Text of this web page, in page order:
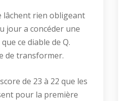
lâchent rien obligeant
jour a concéder une
ce diable de Q.
de transformer.
de 23 à 22 que les
pour la première